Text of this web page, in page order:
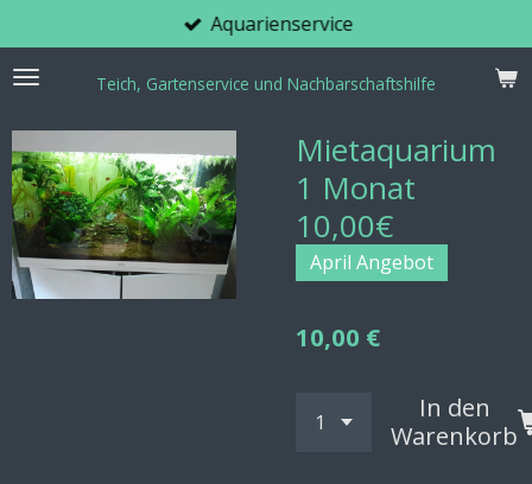
Hauptinhalt
springen
Teich, Gartenservice und Nachbarschaftshilfe
Aquarienservice
Mietaquarium
1 Monat
10,00€
April Angebot
10,00 €
In den
Warenkorb